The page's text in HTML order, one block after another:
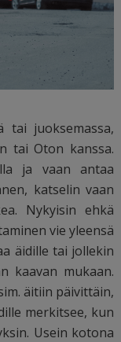
tai juoksemassa,
tai Oton kanssa.
ja vaan antaa
katselin vaan
Nykyisin ehkä
vie yleensä
äidille tai jollekin
kaavan mukaan.
äitiin päivittäin,
merkitsee, kun
Usein kotona